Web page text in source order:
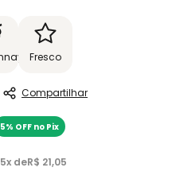
Fresco
Compartilhar
5% OFF no Pix
5x deR$ 21,05